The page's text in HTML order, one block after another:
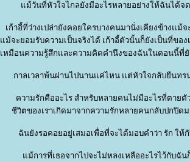
ม้วันที่หัวใจไกลยังมีอะไรหลายอย่างให้ฉันได้จ
เก้าอี้ที่ว่างเปล่ายังคอยใครบางคนมานั่งเคียงข้างแม้
ม้จะยอมรับความเป็นจริงได้ เก้าอี้ตัวนั้นก็ยังเป็นที่ของ
เหมือนความรู้สึกและความคิดคำนึงของฉันในตอนนี้ที่
กาลเวลาพ้นผ่านไปนานแค่ไหน แต่หัวใจกลับยืนทร
ความรักคืออะไร สำหรับหลายคนไม่มีอะไรที่ตาย
ชีวิตของเราเกิดมาจากความรักหลายคนกลับปกปิด
ฉันยังรอคอยอยู่เสมอเพื่อที่จะได้มอบคำว่า รัก ให้
ม้การที่เธอจากไปจะไม่หลงเหลืออะไรไว้กับฉัน